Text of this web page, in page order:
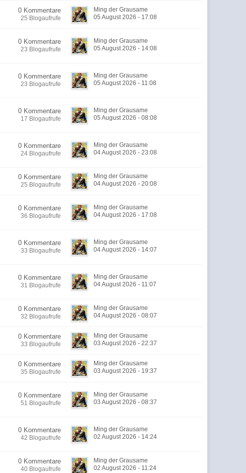
0 Kommentare
25 Blogaufrufe
Ming der Grausame
05 August 2026 - 17:08
0 Kommentare
23 Blogaufrufe
Ming der Grausame
05 August 2026 - 14:08
0 Kommentare
23 Blogaufrufe
Ming der Grausame
05 August 2026 - 11:08
0 Kommentare
17 Blogaufrufe
Ming der Grausame
05 August 2026 - 08:08
0 Kommentare
24 Blogaufrufe
Ming der Grausame
04 August 2026 - 23:08
0 Kommentare
25 Blogaufrufe
Ming der Grausame
04 August 2026 - 20:08
0 Kommentare
36 Blogaufrufe
Ming der Grausame
04 August 2026 - 17:08
0 Kommentare
33 Blogaufrufe
Ming der Grausame
04 August 2026 - 14:07
0 Kommentare
31 Blogaufrufe
Ming der Grausame
04 August 2026 - 11:07
0 Kommentare
32 Blogaufrufe
Ming der Grausame
04 August 2026 - 08:07
0 Kommentare
33 Blogaufrufe
Ming der Grausame
03 August 2026 - 22:37
0 Kommentare
35 Blogaufrufe
Ming der Grausame
03 August 2026 - 19:37
0 Kommentare
51 Blogaufrufe
Ming der Grausame
03 August 2026 - 08:37
0 Kommentare
42 Blogaufrufe
Ming der Grausame
02 August 2026 - 14:24
0 Kommentare
40 Blogaufrufe
Ming der Grausame
02 August 2026 - 11:24